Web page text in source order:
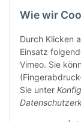
Wie wir
Durch Klicken
Einsatz
Vimeo. Sie
Sie unter